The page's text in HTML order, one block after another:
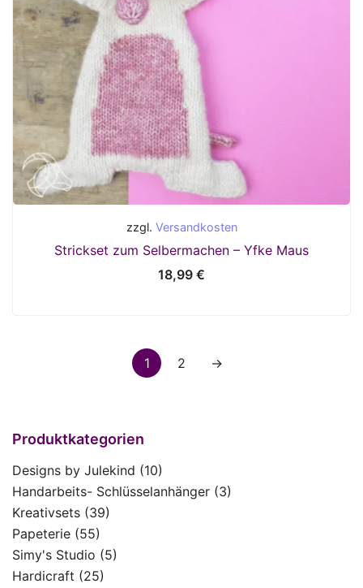
zzgl. Versandkosten
Strickset zum Selbermachen – Yfke Maus
18,99 €
1 2 →
Produktkategorien
Designs by Julekind (10)
Handarbeits- Schlüsselanhänger (3)
Kreativsets (39)
Papeterie (55)
Simy's Studio (5)
Hardicraft (25)